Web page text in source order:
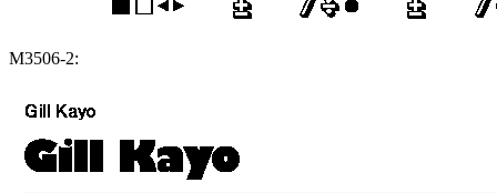
M3506-2: